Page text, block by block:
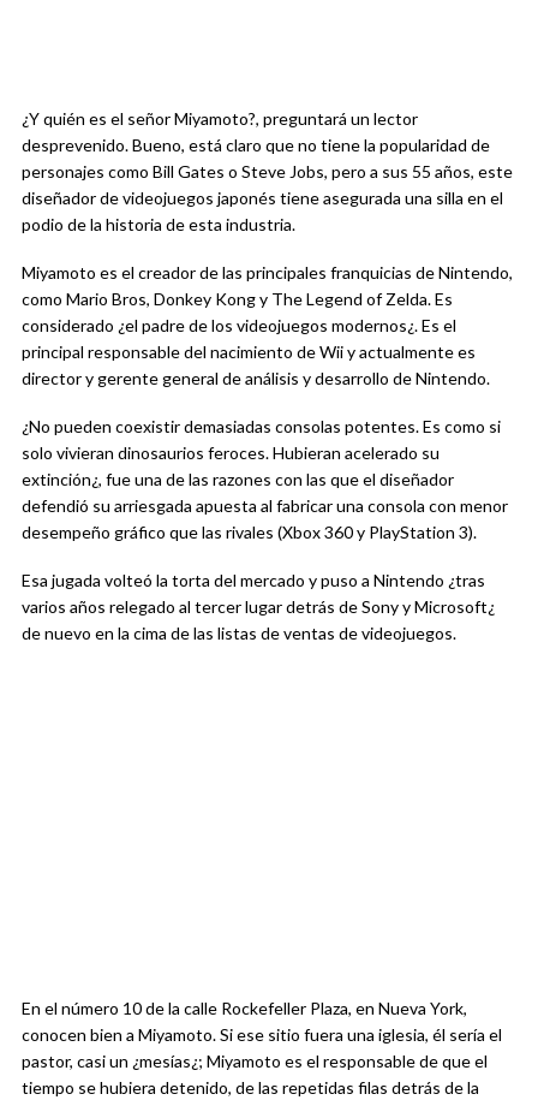
¿Y quién es el señor Miyamoto?, preguntará un lector
desprevenido. Bueno, está claro que no tiene la popularidad de
personajes como Bill Gates o Steve Jobs, pero a sus 55 años, este
diseñador de videojuegos japonés tiene asegurada una silla en el
podio de la historia de esta industria.
Miyamoto es el creador de las principales franquicias de Nintendo,
como Mario Bros, Donkey Kong y The Legend of Zelda. Es
considerado ¿el padre de los videojuegos modernos¿. Es el
principal responsable del nacimiento de Wii y actualmente es
director y gerente general de análisis y desarrollo de Nintendo.
¿No pueden coexistir demasiadas consolas potentes. Es como si
solo vivieran dinosaurios feroces. Hubieran acelerado su
extinción¿, fue una de las razones con las que el diseñador
defendió su arriesgada apuesta al fabricar una consola con menor
desempeño gráfico que las rivales (Xbox 360 y PlayStation 3).
Esa jugada volteó la torta del mercado y puso a Nintendo ¿tras
varios años relegado al tercer lugar detrás de Sony y Microsoft¿
de nuevo en la cima de las listas de ventas de videojuegos.
En el número 10 de la calle Rockefeller Plaza, en Nueva York,
conocen bien a Miyamoto. Si ese sitio fuera una iglesia, él sería el
pastor, casi un ¿mesías¿; Miyamoto es el responsable de que el
tiempo se hubiera detenido, de las repetidas filas detrás de la